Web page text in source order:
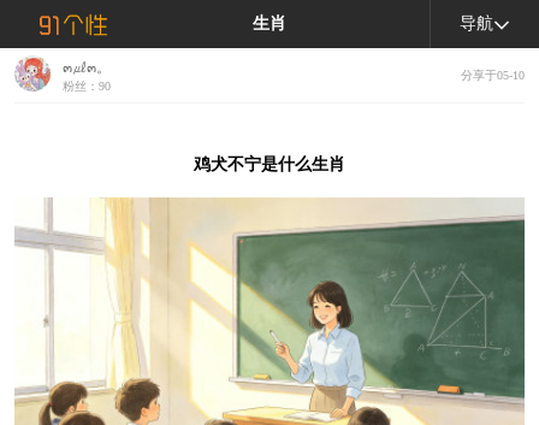
生肖 导航
๓㎕๓。
粉丝：90
分享于05-10
鸡犬不宁是什么生肖